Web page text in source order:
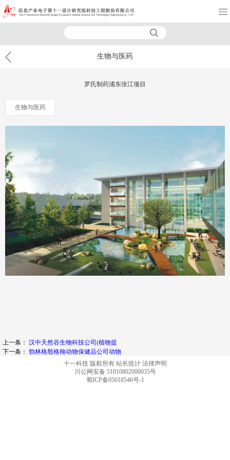
生物与医药
罗氏制药浦东张江项目
生物与医药
上一条： 汉中天然谷生物科技公司(植物提
下一条： 勃林格殷格翰动物保健品公司动物
十一科技 版权所有 站长统计 法律声明
川公网安备 51010802000035号
蜀ICP备05018546号-1